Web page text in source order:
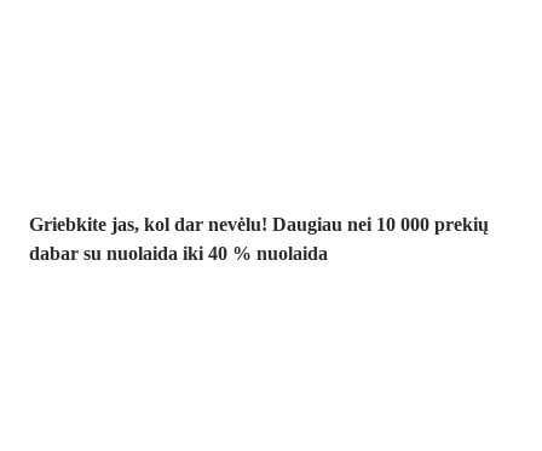
Griebkite jas, kol dar nevėlu! Daugiau nei 10 000 prekių
dabar su nuolaida iki 40 % nuolaida